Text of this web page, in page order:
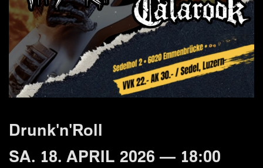
Drunk'n'Roll
SA. 18. APRIL 2026 — 18:00